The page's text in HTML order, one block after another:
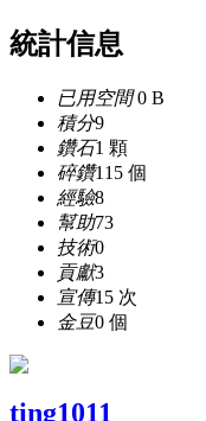
統計信息
已用空間0 B
積分9
鑽石1 顆
碎鑽115 個
經驗8
幫助73
技術0
貢獻3
宣傳15 次
金豆0 個
ting1011